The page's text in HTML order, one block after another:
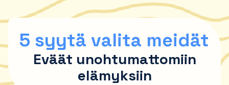
5 syytä valita meidät
Eväät unohtumattomiin
elämyksiin